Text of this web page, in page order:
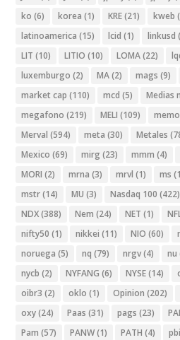
ko (6) korea (1) KRE(21) kweb
latinoamerica (15) lcid (1) linkusd
LIT (10) LITIO (10) LOMA(22)
luxemburgo (2) MA(2) mags (9)
market cap (110) mcd (5) Medias
megafono (219) MELI (109)
Merval (594) meta (30) Metales
Mexico (69) mirg (23) mmm (4)
MORI (2) mrna (3) mrvl (1) ms
mstr(14) MU (3) Nasdaq 100 (422)
NDX(388) Nem (24) NET (1)
nifty50 (1) nikkei (11) NIO (60)
noruega (5) nq (79) nrgv(4) nu
nycb (2) NYFANG (6) NYSE(14)
oibr3 (2) oklo (1) Opinion (202)
oxy(24) Paas (31) pags (23)
Pam (57) PANW(1) PATH (4) pbi